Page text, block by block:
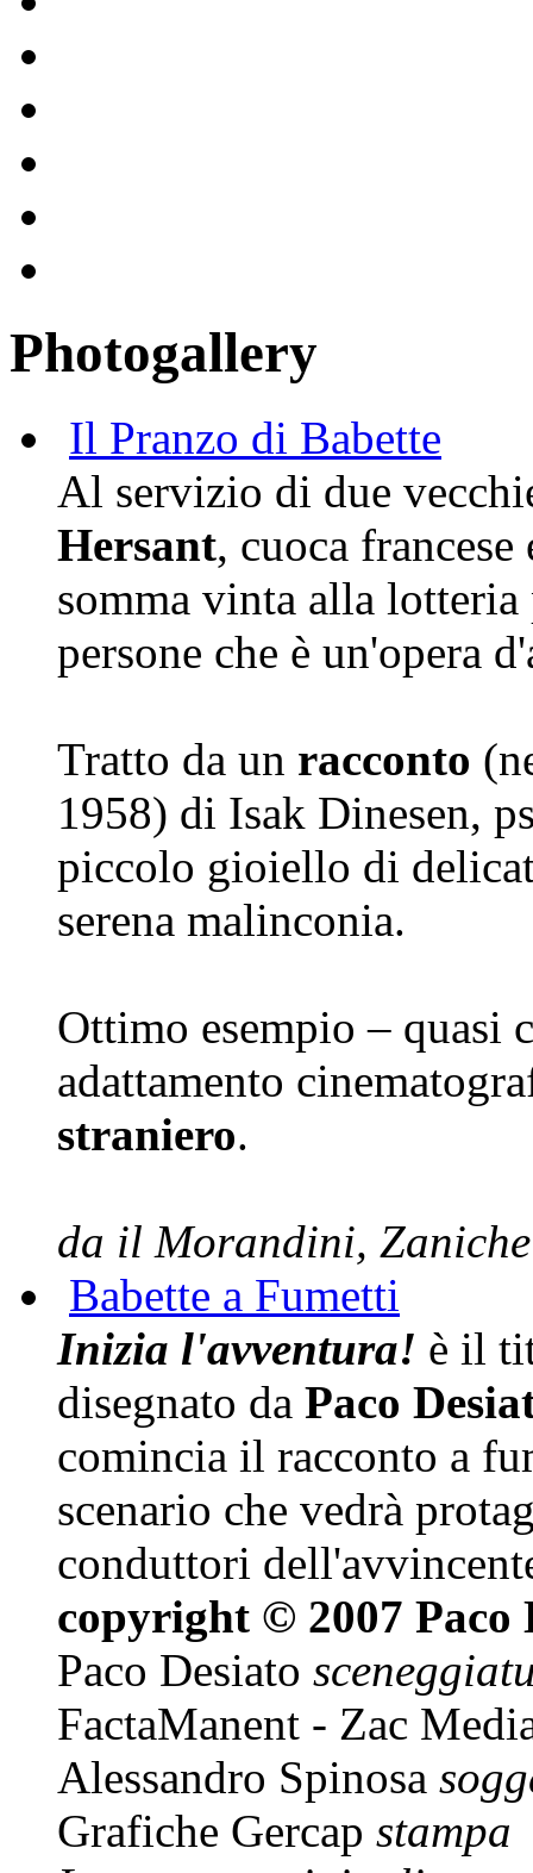
Photogallery
Il Pranzo di Babette
Al servizio di due
Hersant, cuoca
somma vinta alla
persone che è un'opera
Tratto da un racconto
1958) di Isak Dinesen,
piccolo gioiello di
serena malinconia.
Ottimo esempio – quasi
adattamento
straniero.
da il Morandini,
Babette a Fumetti
Inizia l'avventura! è il
disegnato da Paco
comincia il racconto a
scenario che vedrà
conduttori
copyright © 2007 Paco
Paco Desiato
FactaManent - Zac
Alessandro Spinosa
Grafiche Gercap stampa